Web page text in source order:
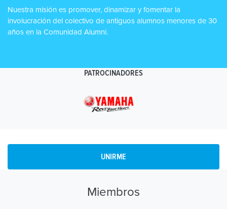
Nuestra misión es promover, dinamizar y fomentar la
involucración del colectivo de antiguos alumnos menores de 30
años en la Comunidad Alumni.
PATROCINADORES
UNIRME
Miembros